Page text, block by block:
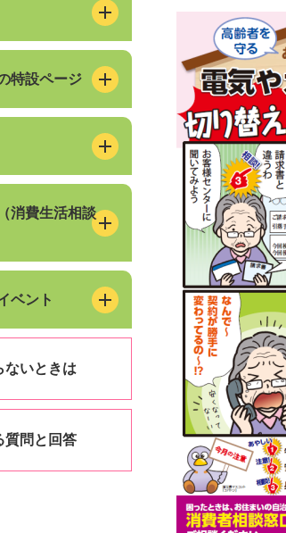
特設ページ
消費生活相談
ベント
ないときは
質問と回答